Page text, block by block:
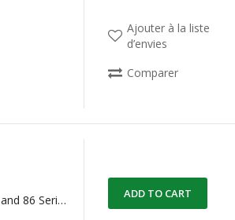
Ajouter à la liste
d’envies
Comparer
DM542 Stepper Motor Driver For 57 and 86 Series 2-phase Digital Stepper Motor Driver ADD TO CART